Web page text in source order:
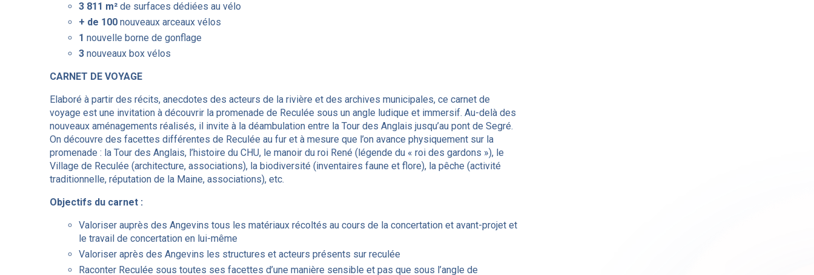
3 811 m² de surfaces dédiées au vélo
+ de 100 nouveaux arceaux vélos
1 nouvelle borne de gonflage
3 nouveaux box vélos
CARNET DE VOYAGE
Elaboré à partir des récits, anecdotes des acteurs de la rivière et des archives municipales, ce carnet de
voyage est une invitation à découvrir la promenade de Reculée sous un angle ludique et immersif. Au-delà des
nouveaux aménagements réalisés, il invite à la déambulation entre la Tour des Anglais jusqu’au pont de Segré.
On découvre des facettes différentes de Reculée au fur et à mesure que l’on avance physiquement sur la
promenade : la Tour des Anglais, l’histoire du CHU, le manoir du roi René (légende du « roi des gardons »), le
Village de Reculée (architecture, associations), la biodiversité (inventaires faune et flore), la pêche (activité
traditionnelle, réputation de la Maine, associations), etc.
Objectifs du carnet :
Valoriser auprès des Angevins tous les matériaux récoltés au cours de la concertation et avant-projet et
le travail de concertation en lui-même
Valoriser après des Angevins les structures et acteurs présents sur reculée
Raconter Reculée sous toutes ses facettes d’une manière sensible et pas que sous l’angle de